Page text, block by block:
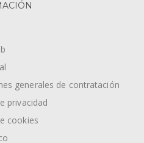
generales de contratación
privacidad
cookies